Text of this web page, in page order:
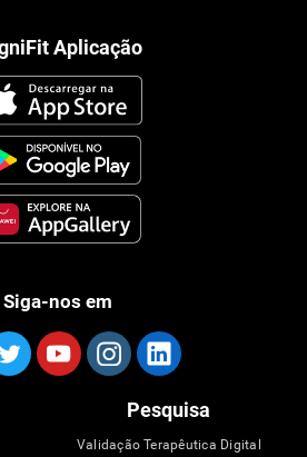
Aplicação
Siga-nos em
Pesquisa
Validação Terapêutica Digital